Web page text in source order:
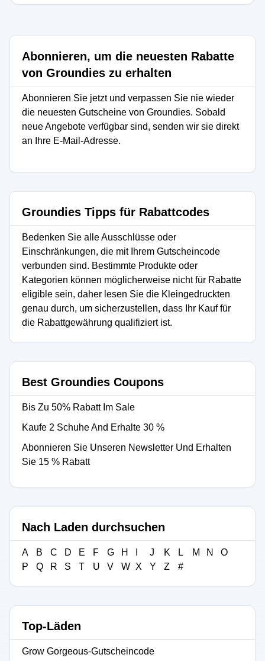
Abonnieren, um die neuesten Rabatte
von Groundies zu erhalten
Abonnieren Sie jetzt und verpassen Sie nie wieder
die neuesten Gutscheine von Groundies. Sobald
neue Angebote verfügbar sind, senden wir sie direkt
an Ihre E-Mail-Adresse.
Groundies Tipps für Rabattcodes
Bedenken Sie alle Ausschlüsse oder
Einschränkungen, die mit Ihrem Gutscheincode
verbunden sind. Bestimmte Produkte oder
Kategorien können möglicherweise nicht für Rabatte
eligible sein, daher lesen Sie die Kleingedruckten
genau durch, um sicherzustellen, dass Ihr Kauf für
die Rabattgewährung qualifiziert ist.
Best Groundies Coupons
Bis Zu 50% Rabatt Im Sale
Kaufe 2 Schuhe And Erhalte 30 %
Abonnieren Sie Unseren Newsletter Und Erhalten
Sie 15 % Rabatt
Nach Laden durchsuchen
A B C D E F G H J K L M N
O
P
Q R S T U V W X Y Z #
Top-Läden
Grow Gorgeous-Gutscheincode